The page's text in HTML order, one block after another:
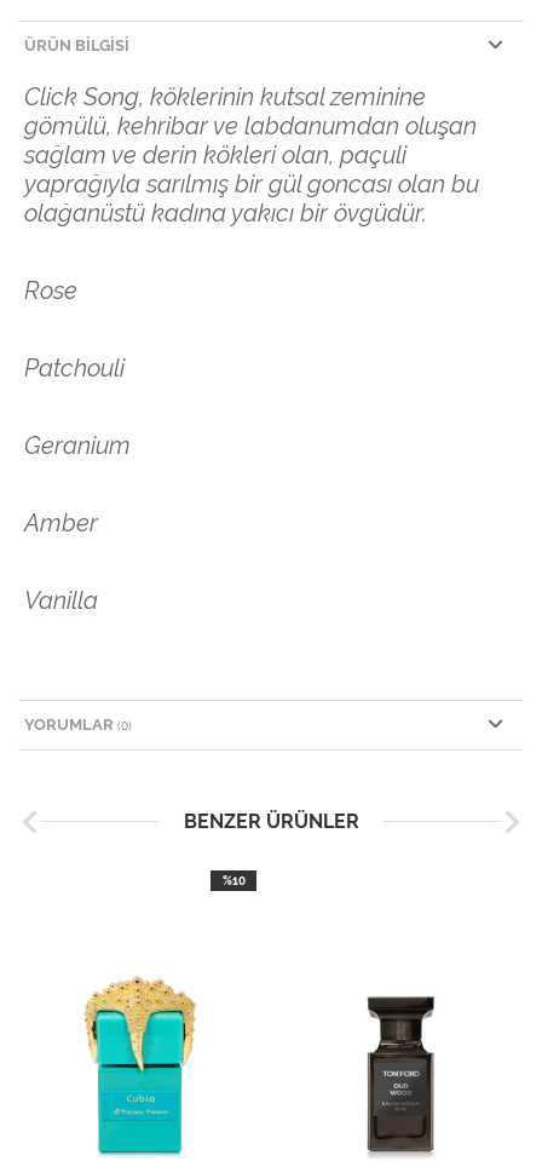
ÜRÜN BILGISI
Click Song, köklerinin kutsal zeminine
gömülü, kehribar ve labdanumdan oluşan
sağlam ve derin kökleri olan, paçuli
yaprağıyla sarılmış bir gül goncası olan bu
olağanüstü kadına yakıcı bir övgüdür.
Rose
Patchouli
Geranium
Amber
Vanilla
YORUMLAR (0)
BENZER ÜRÜNLER
%10